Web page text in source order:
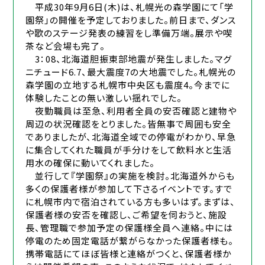
平成30年9月6日(木)は、札幌光の森学園にて「学
園祭」の開催を予定しておりました。前日まで、ダンス
や歌のステージ発表の練習をし準備万端。展示や喫
茶など会場も完了。
3：08、北海道胆振東部地震が発生しました。マグ
ニチュード6.7、最大震度7の大地震でした。札幌光の
森学園の立地する札幌市中央区も震度4。今までに
体験したことの無い激しい揺れでした。
夜勤職員は至急、利用者全員の安否確認と建物や
周辺の状況確認をとりました。皆無事で周囲も安全
でありましたが、北海道全域での停電がわかり、早急
に集合してくれた職員が手分けをして飲料水と生活
用水の確保に動いてくれました。
並行して『学園祭』の実施を検討。北海道外からも
多くの保護者様が参加して下さるイベントです。すで
に札幌市内で宿泊されている方も多いはず。まずは、
保護者様の安否を確認し、ご希望を伺おうと、施設
長、管理職で参加予定の保護様全員へ連絡。中には
停電のため固定電話が繋がらなかった保護者様も。
携帯電話にてほぼ皆様と連絡がつくと、保護者様か